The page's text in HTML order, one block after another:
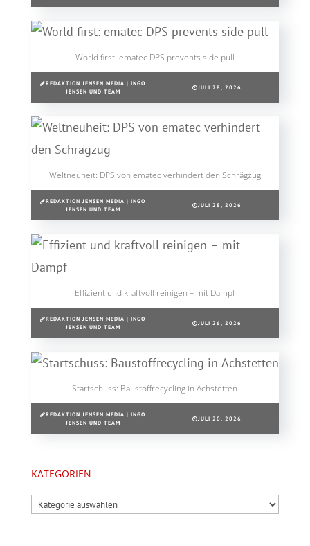
World first: ematec DPS prevents side pull
REDAKTION JENSEN MEDIA | INGO
JENSEN UND TEAM
JULI 28, 2026
Weltneuheit: DPS von ematec verhindert den Schrägzug
REDAKTION JENSEN MEDIA | INGO
JENSEN UND TEAM
JULI 28, 2026
Effizient und kraftvoll reinigen – mit Dampf
REDAKTION JENSEN MEDIA | INGO
JENSEN UND TEAM
JULI 26, 2026
Startschuss: Baustoffrecycling in Achstetten
REDAKTION JENSEN MEDIA | INGO
JENSEN UND TEAM
JULI 20, 2026
KATEGORIEN
Kategorien